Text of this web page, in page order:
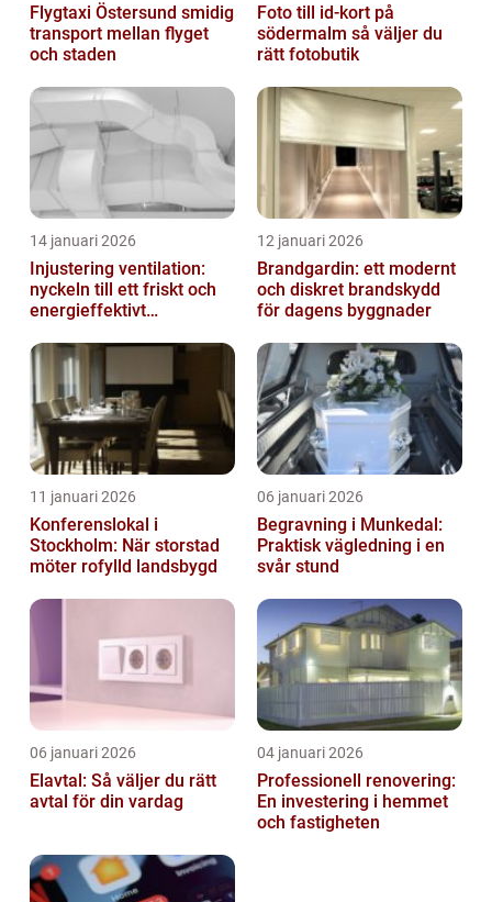
Flygtaxi Östersund smidig
transport mellan flyget
och staden
Foto till id-kort på
södermalm så väljer du
rätt fotobutik
14 januari 2026
Injustering ventilation:
nyckeln till ett friskt och
energieffektivt
12 januari 2026
Brandgardin: ett modernt
och diskret brandskydd
för dagens byggnader
11 januari 2026
Konferenslokal i
Stockholm: När storstad
möter rofylld landsbygd
06 januari 2026
Begravning i Munkedal:
Praktisk vägledning i en
svår stund
06 januari 2026
Elavtal: Så väljer du rätt
avtal för din vardag
04 januari 2026
Professionell renovering:
En investering i hemmet
och fastigheten